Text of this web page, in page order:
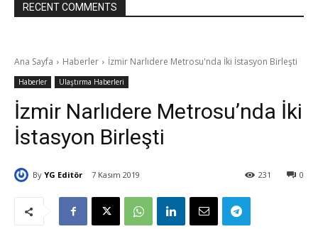
RECENT COMMENTS